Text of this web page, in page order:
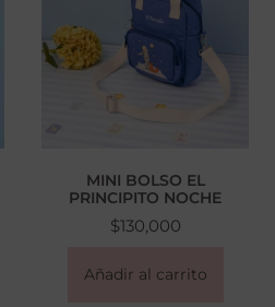
MINI BOLSO EL
PRINCIPITO NOCHE
$130,000
Añadir al carrito